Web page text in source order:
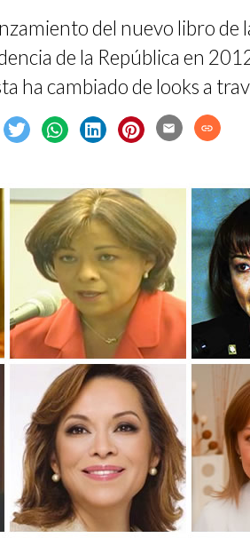
del nuevo libro de
de la República en
ha cambiado de looks a
email link